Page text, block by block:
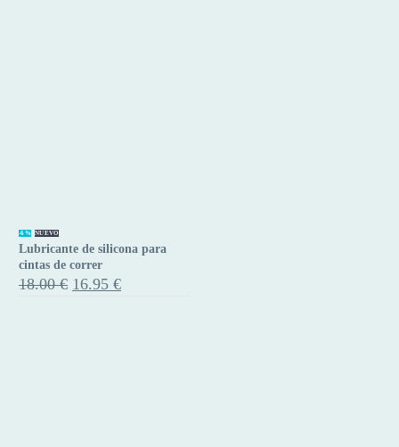
Lubricante
de
silicona
-6% NUEVO
Lubricante de silicona para
cintas de correr
18.00€ El
precio
16.95 €El
precio